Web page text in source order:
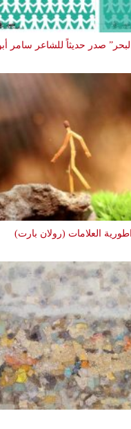
حديثاً للشاعر سامر أبو هواش
(رولان بارت)